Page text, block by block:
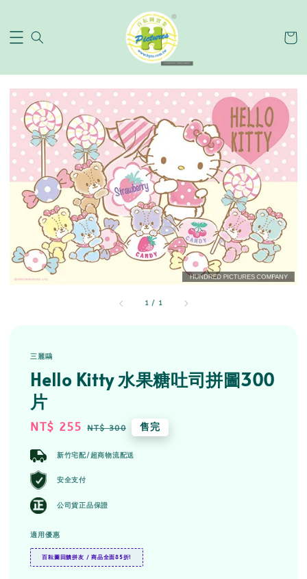
1 / 1
三麗鷗
Hello Kitty 水果糖吐司拼圖300
片
Sale
NT$ 255 Regular
NT$ 300 售完
新竹宅配/超商物流配送
安全支付
公司貨正品保證
適用優惠
百耘圖回饋拼友 / 商品全面85折!